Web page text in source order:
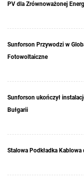
PV dla Zrównoważonej
Sunforson Przywodzi w
Fotowoltaiczne
Sunforson ukończył
Bułgarii
Stalowa Podkładka Kablowa